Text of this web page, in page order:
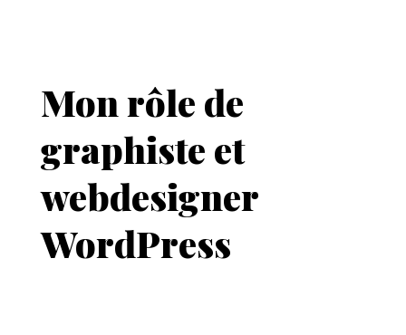
Mon rôle de
graphiste et
webdesigner
WordPress